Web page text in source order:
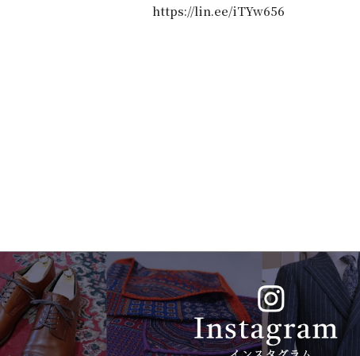
https://lin.ee/iTYw656